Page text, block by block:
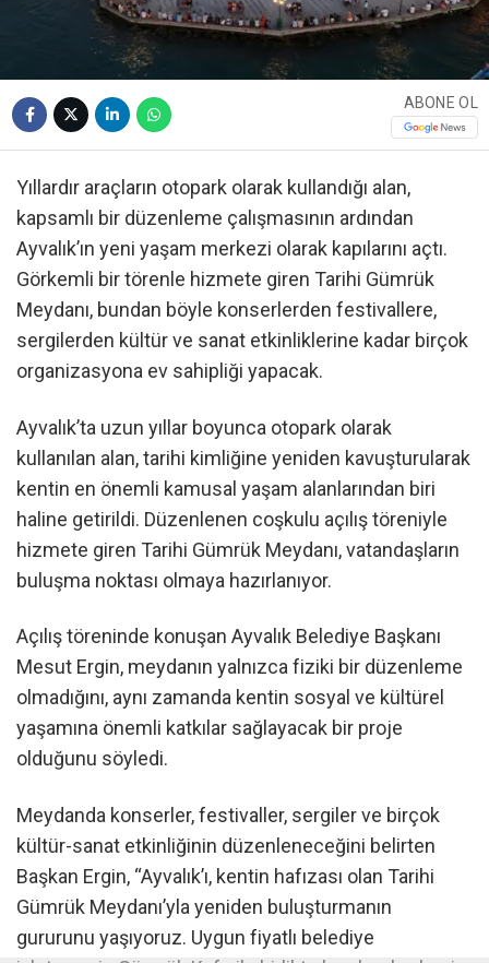
ABONE OL
Yıllardır araçların otopark olarak kullandığı alan,
kapsamlı bir düzenleme çalışmasının ardından
Ayvalık’ın yeni yaşam merkezi olarak kapılarını açtı.
Görkemli bir törenle hizmete giren Tarihi Gümrük
Meydanı, bundan böyle konserlerden festivallere,
sergilerden kültür ve sanat etkinliklerine kadar birçok
organizasyona ev sahipliği yapacak.
Ayvalık’ta uzun yıllar boyunca otopark olarak
kullanılan alan, tarihi kimliğine yeniden kavuşturularak
kentin en önemli kamusal yaşam alanlarından biri
haline getirildi. Düzenlenen coşkulu açılış töreniyle
hizmete giren Tarihi Gümrük Meydanı, vatandaşların
buluşma noktası olmaya hazırlanıyor.
Açılış töreninde konuşan Ayvalık Belediye Başkanı
Mesut Ergin, meydanın yalnızca fiziki bir düzenleme
olmadığını, aynı zamanda kentin sosyal ve kültürel
yaşamına önemli katkılar sağlayacak bir proje
olduğunu söyledi.
Meydanda konserler, festivaller, sergiler ve birçok
kültür-sanat etkinliğinin düzenleneceğini belirten
Başkan Ergin, “Ayvalık’ı, kentin hafızası olan Tarihi
Gümrük Meydanı’yla yeniden buluşturmanın
gururunu yaşıyoruz. Uygun fiyatlı belediye